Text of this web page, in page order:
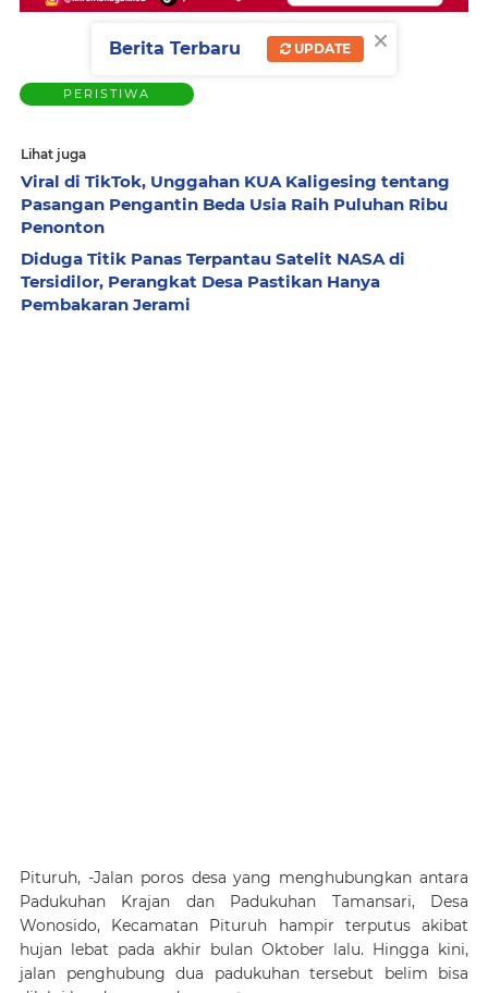
PERISTIWA
Lihat juga
Viral di TikTok, Unggahan KUA Kaligesing tentang
Pasangan Pengantin Beda Usia Raih Puluhan Ribu
Penonton
Diduga Titik Panas Terpantau Satelit NASA di
Tersidilor, Perangkat Desa Pastikan Hanya
Pembakaran Jerami
Pituruh, -Jalan poros desa yang menghubungkan antara
Padukuhan Krajan dan Padukuhan Tamansari, Desa
Wonosido, Kecamatan Pituruh hampir terputus akibat
hujan lebat pada akhir bulan Oktober lalu. Hingga kini,
jalan penghubung dua padukuhan tersebut belim bisa
×
Berita Terbaru UPDATE